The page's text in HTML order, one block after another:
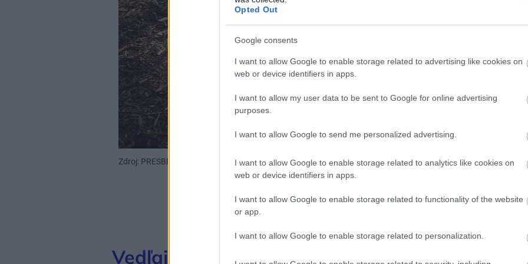
Opted Out
Google consents
I want to allow Google to enable storage related to advertising like cookies on
web or device identifiers in apps.
I want to allow my user data to be sent to Google for online advertising
purposes.
I want to allow Google to send me personalized advertising.
I want to allow Google to enable storage related to analytics like cookies on
web or device identifiers in apps.
I want to allow Google to enable storage related to functionality of the website
or app.
I want to allow Google to enable storage related to personalization.
Zdroj: PRESBETON Nova, s.r.o.
Vedľajšie cesty na prírodno –